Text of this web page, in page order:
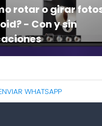
rotar o girar
- Con y sin
WHATSAPP